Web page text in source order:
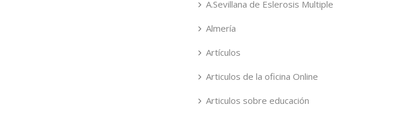
A.Sevillana de Eslerosis Multiple
Almería
Artículos
Articulos de la oficina Online
Articulos sobre educación